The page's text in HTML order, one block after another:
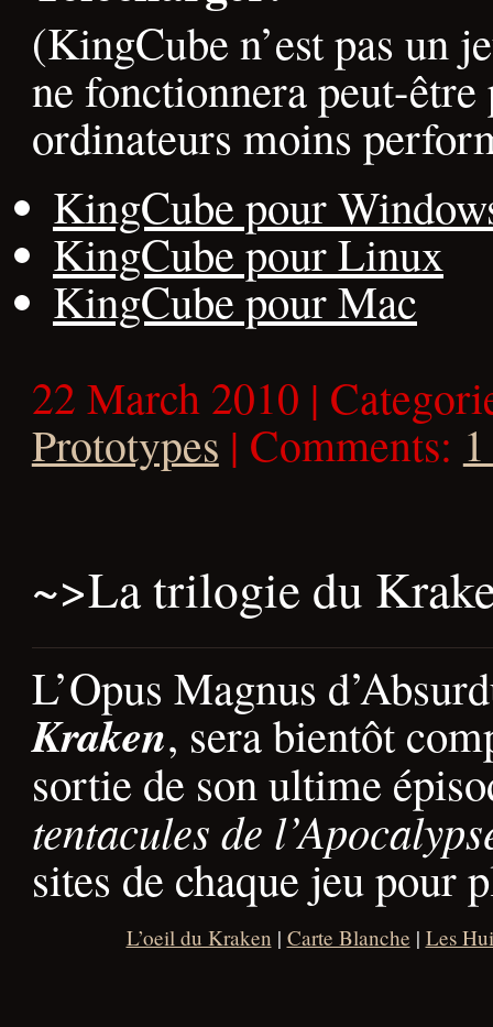
(KingCube n’est pas un
ne fonctionnera peut-être
ordinateurs moins
KingCube pour
KingCube pour Linux
KingCube pour Mac
22 March 2010 |
Prototypes | Comments:
~>La trilogie du
L’Opus Magnus
Kraken, sera bientôt
sortie de son ultime
tentacules de
sites de chaque jeu pour
L’oeil du Kraken | Carte Blanche | Les